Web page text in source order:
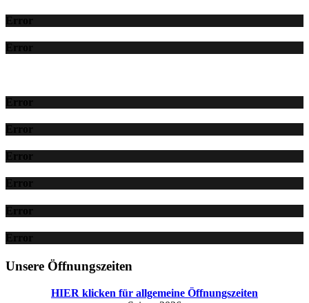
Error
Error
Error
Error
Error
Error
Error
Error
Unsere Öffnungszeiten
HIER klicken für allgemeine Öffnungszeiten